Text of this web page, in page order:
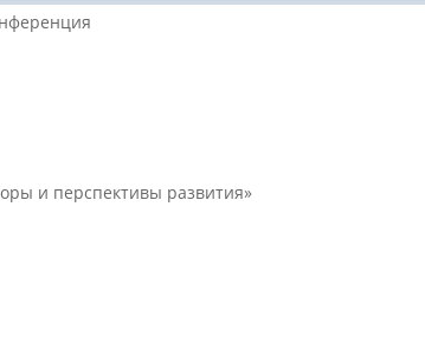
и перспективы развития»